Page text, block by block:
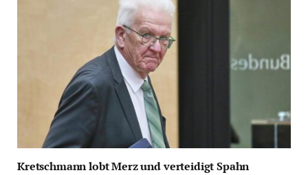
Kretschmann lobt Merz und verteidigt Spahn